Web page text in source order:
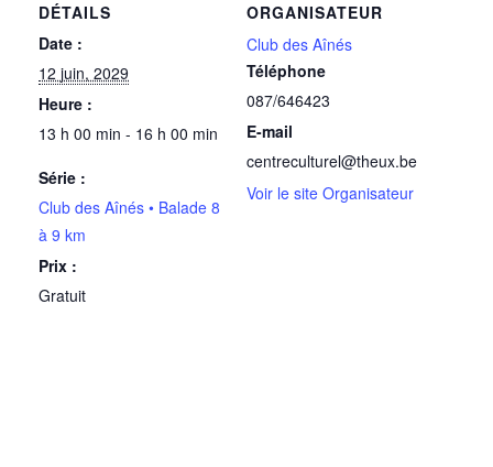
DÉTAILS
Date :
12 juin, 2029
Heure :
13 h 00 min - 16 h 00 min
Série :
Club des Aînés • Balade 8
à 9 km
Prix :
Gratuit
ORGANISATEUR
Club des Aînés
Téléphone
087/646423
E-mail
centreculturel@theux.be
Voir le site Organisateur